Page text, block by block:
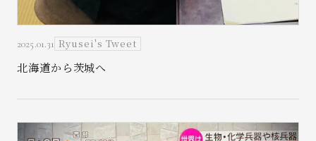
2025.01.31 Ryusei's Tweet
北海道から茨城へ